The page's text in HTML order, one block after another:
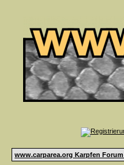
www.carparea.org Karpfen